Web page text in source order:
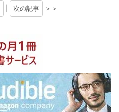
次の記事 ＞＞